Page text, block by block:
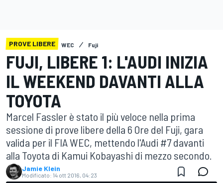
PROVE LIBERE WEC Fuji
FUJI, LIBERE 1: L'AUDI INIZIA
IL WEEKEND DAVANTI ALLA
TOYOTA
Marcel Fassler è stato il più veloce nella prima
sessione di prove libere della 6 Ore del Fuji, gara
valida per il FIA WEC, mettendo l'Audi #7 davanti
alla Toyota di Kamui Kobayashi di mezzo secondo.
Jamie Klein
Modificato: 14 ott 2016, 04:23